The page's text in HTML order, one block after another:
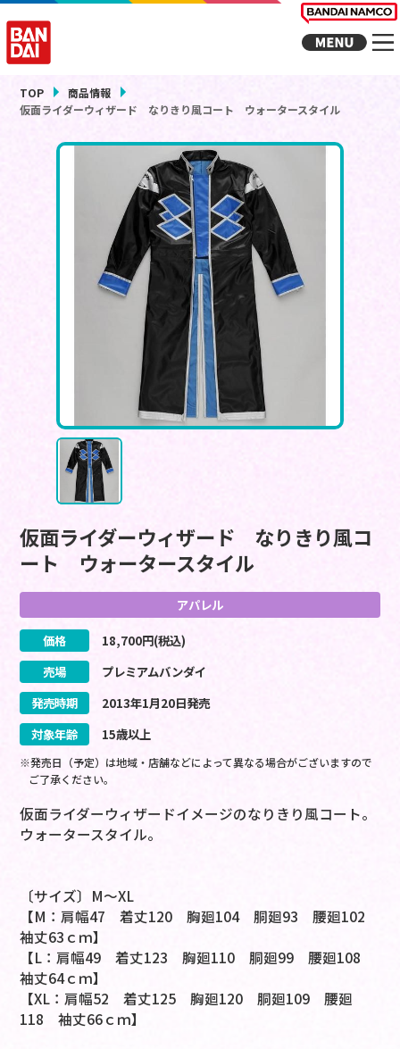
TOP
商品情報
仮面ライダーウィザード なりきり風コート ウォータースタイル
仮面ライダーウィザード なりきり風コ
ート ウォータースタイル
アパレル
価格 18,700円(税込)
売場
プレミアムバンダイ
発売時期
2013年1月20日発売
対象年齢
15歳以上
※発売日（予定）は地域・店舗などによって異なる場合がございますので
ご了承ください。
仮面ライダーウィザードイメージのなりきり風コート。
ウォータースタイル。
〔サイズ〕M～XL
【M：肩幅47 着丈120 胸廻104 胴廻93 腰廻102
袖丈63ｃｍ】
【L：肩幅49 着丈123 胸廻110 胴廻99 腰廻108
袖丈64ｃｍ】
【XL：肩幅52 着丈125 胸廻120 胴廻109 腰廻
118 袖丈66ｃｍ】